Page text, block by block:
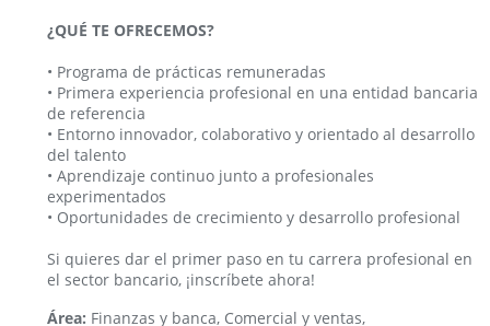
¿QUÉ TE OFRECEMOS?
• Programa de prácticas remuneradas
• Primera experiencia profesional en una entidad bancaria
de referencia
• Entorno innovador, colaborativo y orientado al desarrollo
del talento
• Aprendizaje continuo junto a profesionales
experimentados
• Oportunidades de crecimiento y desarrollo profesional
Si quieres dar el primer paso en tu carrera profesional en
el sector bancario, ¡inscríbete ahora!
Área: Finanzas y banca, Comercial y ventas,